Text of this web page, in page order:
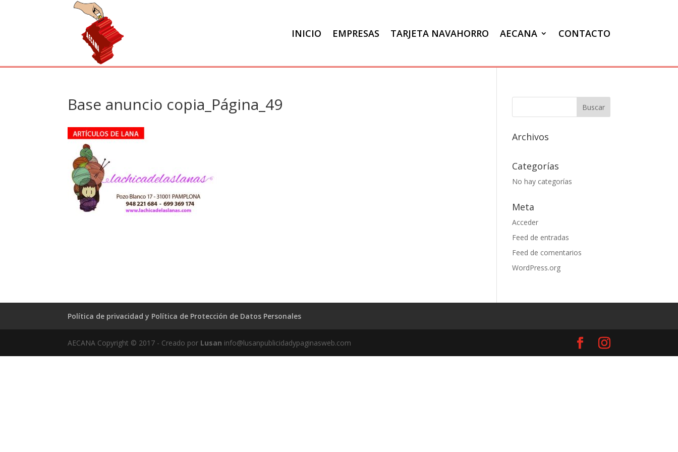
INICIO EMPRESAS TARJETA NAVAHORRO AECANA CONTACTO
Base anuncio copia_Página_49
Archivos
Categorías
No hay categorías
Meta
Acceder
Feed de entradas
Feed de comentarios
WordPress.org
Política de privacidad y Política de Protección de Datos Personales
AECANA Copyright © 2017 - Creado por Lusan info@lusanpublicidadypaginasweb.com